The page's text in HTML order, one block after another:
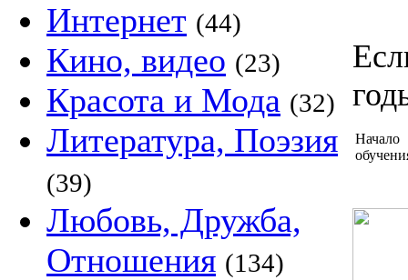
Интернет (44)
Кино, видео (23)
Красота и Мода (32)
Литература, Поэзия
(39)
Любовь, Дружба,
Отношения (134)
Начало